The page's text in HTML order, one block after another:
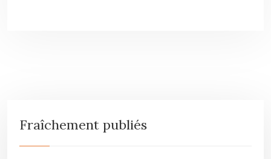
Fraîchement publiés